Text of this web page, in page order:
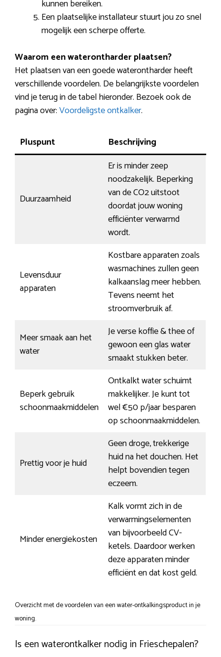
kunnen bereiken.
Een plaatselijke installateur stuurt jou zo snel
mogelijk een scherpe offerte.
Waarom een waterontharder plaatsen?
Het plaatsen van een goede waterontharder heeft
verschillende voordelen. De belangrijkste voordelen
vind je terug in de tabel hieronder. Bezoek ook de
pagina over:Voordeligste ontkalker.
Pluspunt Beschrijving
Duurzaamheid
Er is minder zeep
noodzakelijk. Beperking
van de CO2 uitstoot
doordat jouw woning
efficiënter verwarmd
wordt.
Levensduur
apparaten
Kostbare apparaten zoals
wasmachines zullen geen
kalkaanslag meer hebben.
Tevens neemt het
stroomverbruik af.
Meer smaak aan het
water
Je verse koffie & thee of
gewoon een glas water
smaakt stukken beter.
Beperk gebruik
schoonmaakmiddelen
Ontkalkt water schuimt
makkelijker. Je kunt tot
wel €50 p/jaar besparen
op schoonmaakmiddelen.
Prettig voor je huid
Geen droge, trekkerige
huid na het douchen. Het
helpt bovendien tegen
eczeem.
Minder energiekosten
Kalk vormt zich in de
verwarmingselementen
van bijvoorbeeld CV-
ketels. Daardoor werken
deze apparaten minder
efficiënt en dat kost geld.
Overzicht met de voordelen van een water-ontkalkingsproduct in je
woning.
Is een waterontkalker nodig in Frieschepalen?